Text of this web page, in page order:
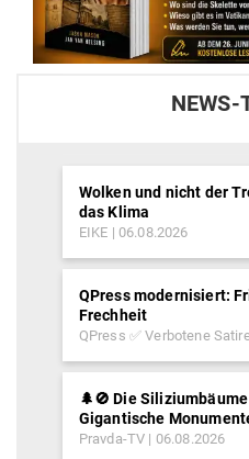
NEWS-
Wolken und nicht der
das Klima
EIKE 06.08.2026
QPress modernisiert:
Frechheit
QPress ✅ Verbotene
🌲🚫 Die
Gigantische
Pravda-TV 06.08.2026